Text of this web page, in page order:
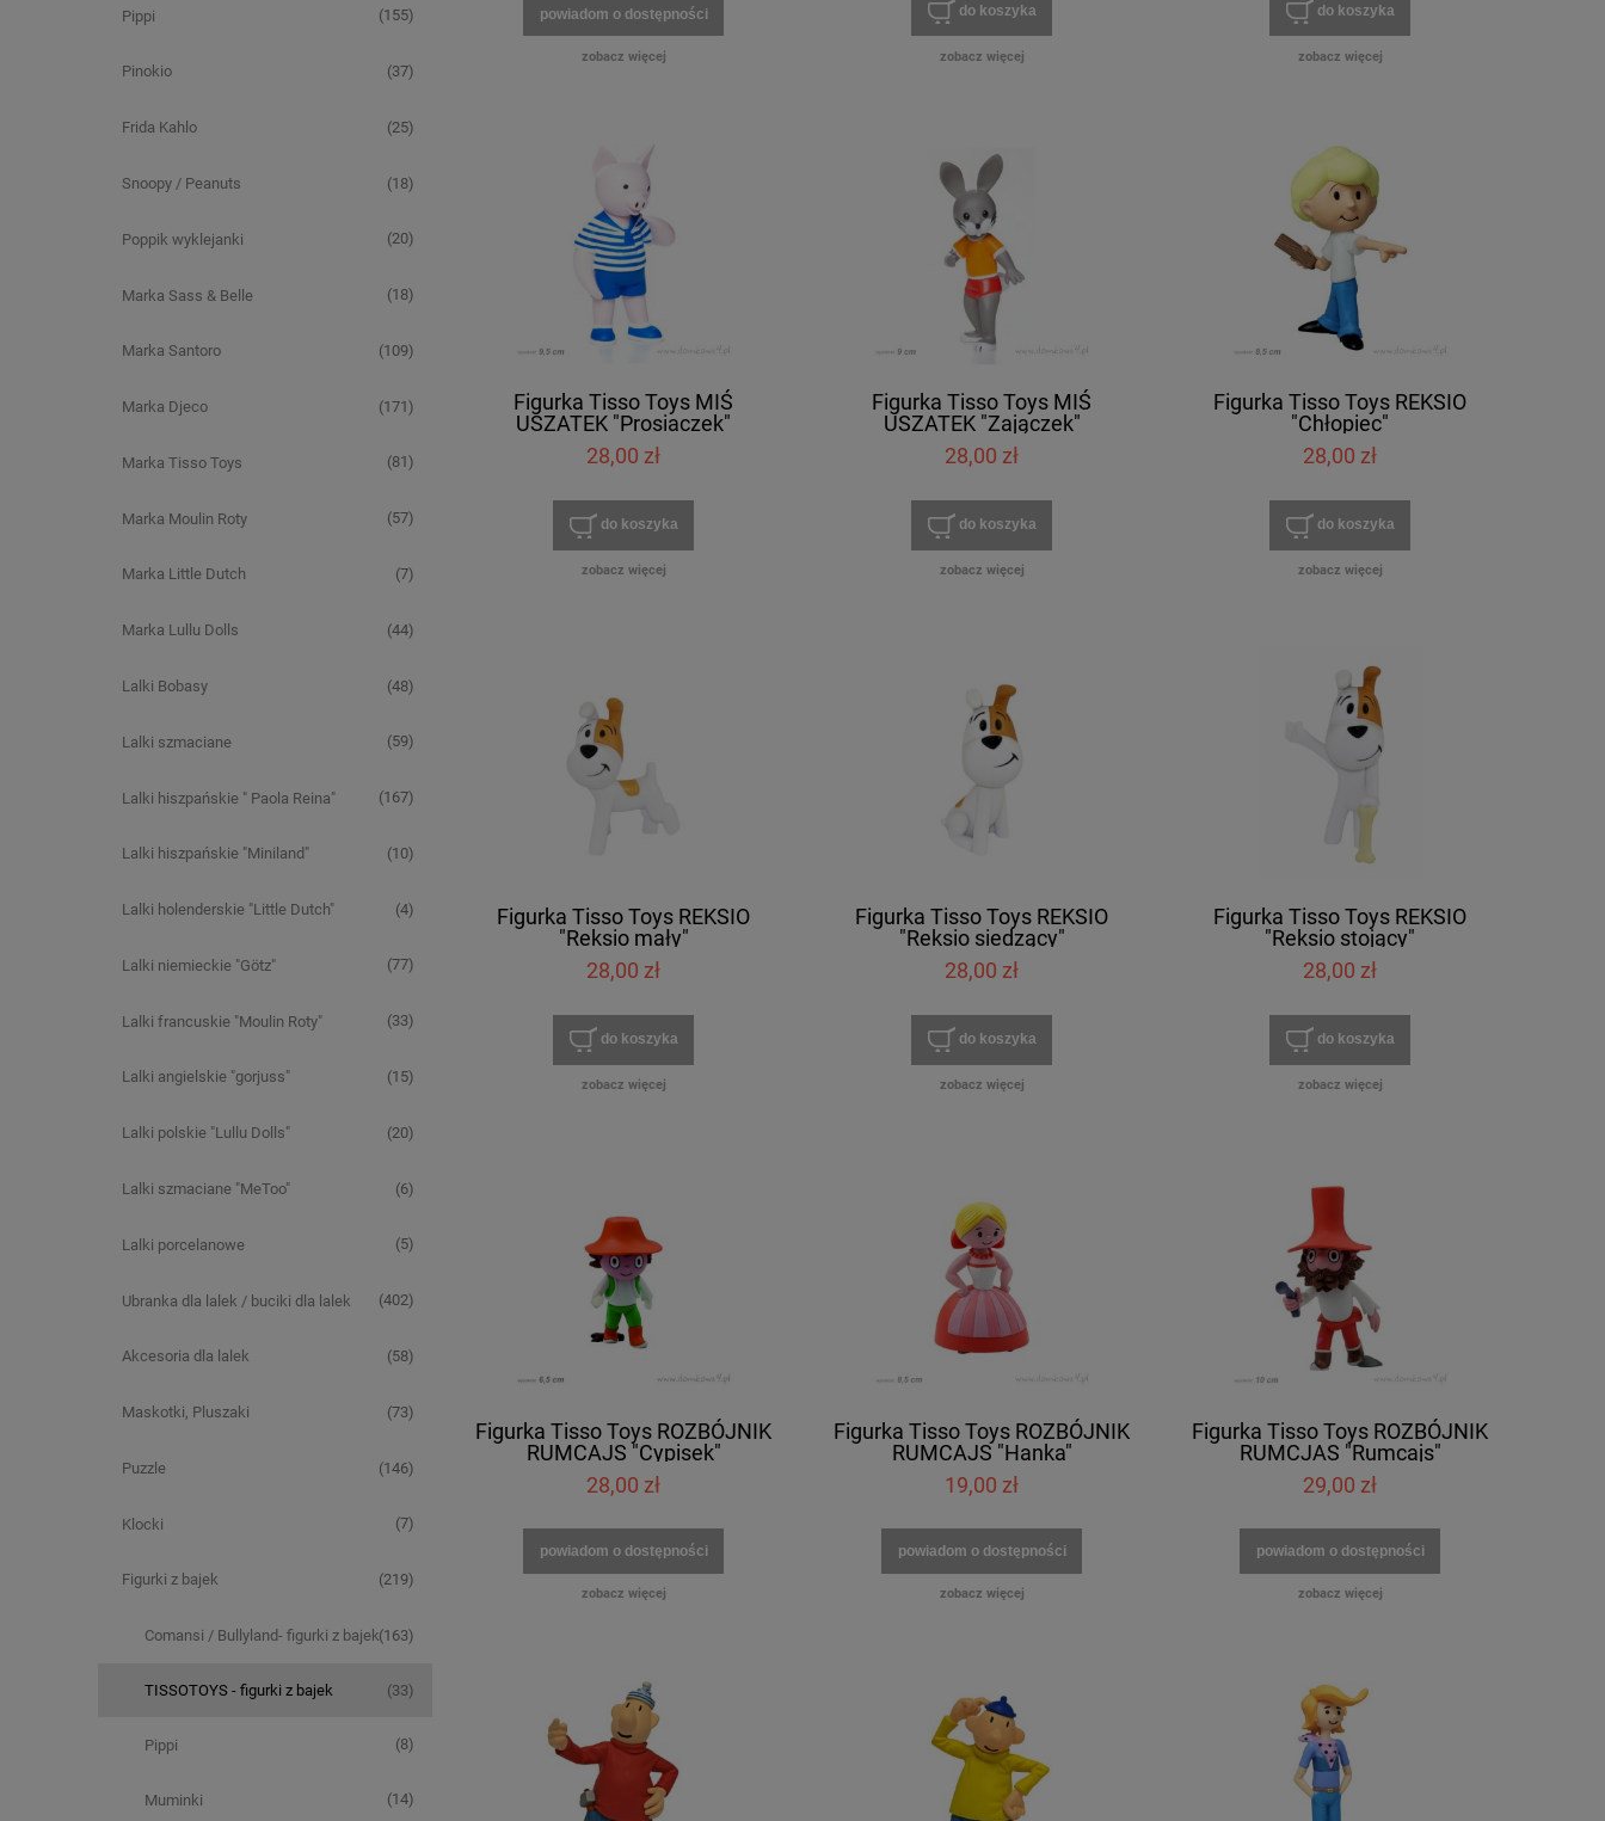
Pippi (155)
Pinokio (37)
Frida Kahlo (25)
Snoopy / Peanuts (18)
Poppik wyklejanki (20)
Marka Sass & Belle (18)
Marka Santoro (109)
Marka Djeco (171)
Marka Tisso Toys (81)
Marka Moulin Roty (57)
Marka Little Dutch (7)
Marka Lullu Dolls (44)
Lalki Bobasy (48)
Lalki szmaciane (59)
Lalki hiszpańskie " Paola Reina" (167)
Lalki hiszpańskie "Miniland" (10)
Lalki holenderskie "Little Dutch" (4)
Lalki niemieckie "Götz" (77)
Lalki francuskie "Moulin Roty" (33)
Lalki angielskie "gorjuss" (15)
Lalki polskie "Lullu Dolls" (20)
Lalki szmaciane "MeToo" (6)
Lalki porcelanowe (5)
Ubranka dla lalek / buciki dla lalek (402)
Akcesoria dla lalek (58)
Maskotki, Pluszaki (73)
Puzzle (146)
Klocki (7)
Figurki z bajek (219)
Comansi / Bullyland- figurki z bajek(163)
TISSOTOYS - figurki z bajek (33)
Pippi (8)
Muminki (14)
powiadom o dostępności
zobacz więcej
do koszyka
zobacz więcej
do koszyka
zobacz więcej
Figurka Tisso Toys MIŚ
USZATEK "Prosiaczek"
28,00 zł
do koszyka
zobacz więcej
Figurka Tisso Toys MIŚ
USZATEK "Zajączek"
28,00 zł
do koszyka
zobacz więcej
Figurka Tisso Toys REKSIO
"Chłopiec"
28,00 zł
do koszyka
zobacz więcej
Figurka Tisso Toys REKSIO
"Reksio mały"
28,00 zł
do koszyka
zobacz więcej
Figurka Tisso Toys REKSIO
"Reksio siedzący"
28,00 zł
do koszyka
zobacz więcej
Figurka Tisso Toys REKSIO
"Reksio stojący"
28,00 zł
do koszyka
zobacz więcej
Figurka Tisso Toys ROZBÓJNIK
RUMCAJS "Cypisek"
28,00 zł
powiadom o dostępności
zobacz więcej
Figurka Tisso Toys ROZBÓJNIK
RUMCAJS "Hanka"
19,00 zł
powiadom o dostępności
zobacz więcej
Figurka Tisso Toys ROZBÓJNIK
RUMCJAS "Rumcajs"
29,00 zł
powiadom o dostępności
zobacz więcej